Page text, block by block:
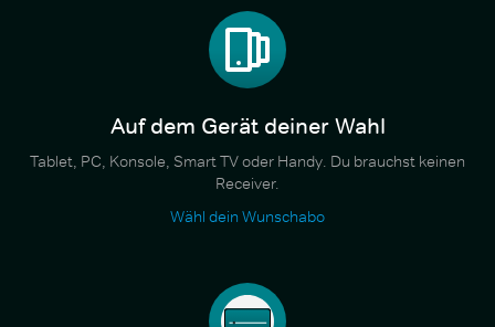
Auf dem Gerät deiner Wahl
Tablet, PC, Konsole, Smart TV oder Handy. Du brauchst keinen
Receiver.
Wähl dein Wunschabo